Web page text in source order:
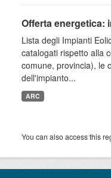
Offerta energetica:
Lista degli Impianti
catalogati rispetto alla
comune, provincia), le
dell'impianto...
ARC
You can also access this